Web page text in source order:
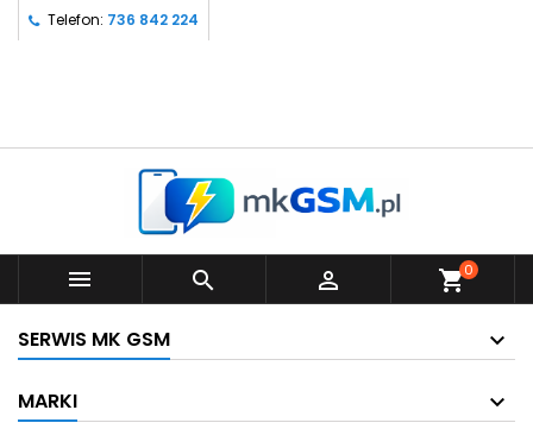
Telefon: 736 842 224
   shopping_cart0
SERWIS MK GSM
MARKI